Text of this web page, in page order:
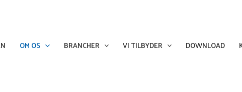
OM OS BRANCHER VI TILBYDER DOWNLOAD